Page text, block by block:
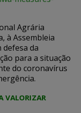
Agrária
à Assembleia
da
para a situação
do coronavírus
VALORIZAR